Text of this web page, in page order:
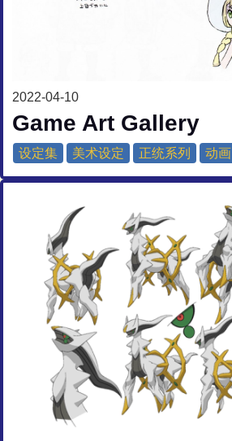
2022-04-10
Game Art Gallery
设定集 美术设定 正统系列 动画